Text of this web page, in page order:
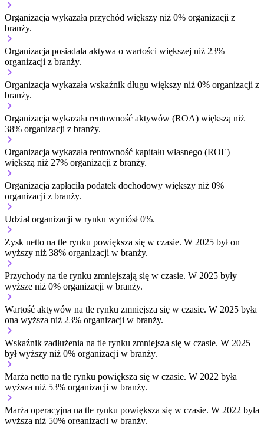
Organizacja wykazała przychód większy niż 0% organizacji z
branży.
Organizacja posiadała aktywa o wartości większej niż 23%
organizacji z branży.
Organizacja wykazała wskaźnik długu większy niż 0% organizacji z
branży.
Organizacja wykazała rentowność aktywów (ROA) większą niż
38% organizacji z branży.
Organizacja wykazała rentowność kapitału własnego (ROE)
większą niż 27% organizacji z branży.
Organizacja zapłaciła podatek dochodowy większy niż 0%
organizacji z branży.
Udział organizacji w rynku wyniósł 0%.
Zysk netto na tle rynku powiększa się w czasie. W 2025 był on
wyższy niż 38% organizacji w branży.
Przychody na tle rynku zmniejszają się w czasie. W 2025 były
wyższe niż 0% organizacji w branży.
Wartość aktywów na tle rynku zmniejsza się w czasie. W 2025 była
ona wyższa niż 23% organizacji w branży.
Wskaźnik zadłużenia na tle rynku zmniejsza się w czasie. W 2025
był wyższy niż 0% organizacji w branży.
Marża netto na tle rynku powiększa się w czasie. W 2022 była
wyższa niż 53% organizacji w branży.
Marża operacyjna na tle rynku powiększa się w czasie. W 2022 była
wyższa niż 50% organizacji w branży.